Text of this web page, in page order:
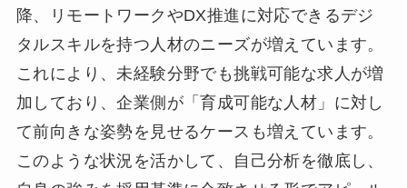
降、リモートワークやDX推進に対応できるデジ
タルスキルを持つ人材のニーズが増えています。
これにより、未経験分野でも挑戦可能な求人が増
加しており、企業側が「育成可能な人材」に対し
て前向きな姿勢を見せるケースも増えています。
このような状況を活かして、自己分析を徹底し、